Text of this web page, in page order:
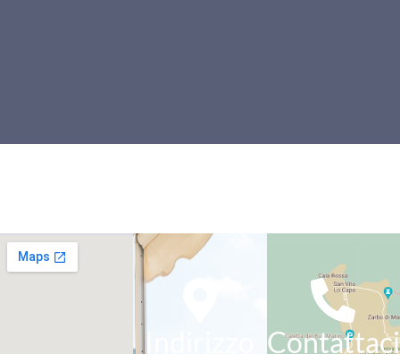
Contattaci